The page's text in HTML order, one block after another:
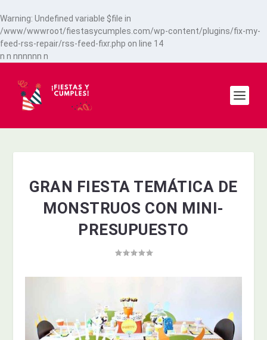
Warning: Undefined variable $file in
/www/wwwroot/fiestasycumples.com/wp-content/plugins/fix-my-
feed-rss-repair/rss-feed-fixr.php on line 14
n n nnnnnn n
GRAN FIESTA TEMÁTICA DE
MONSTRUOS CON MINI-
PRESUPUESTO